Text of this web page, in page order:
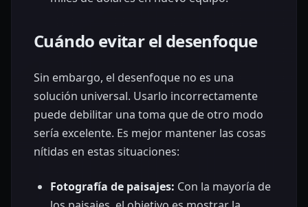
Cuándo evitar el desenfoque
Sin embargo, el desenfoque no es una
solución universal. Usarlo incorrectamente
puede debilitar una toma que de otro modo
sería excelente. Es mejor mantener las cosas
nítidas en estas situaciones:
Fotografía de paisajes: Con la mayoría de